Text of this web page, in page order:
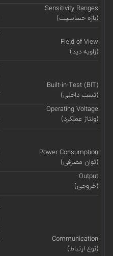
Sensitivity Ranges
(بازه حساسیت)
Field of View
(زاویه دید)
Built-in-Test (BIT)
(تست داخلی)
Operating Voltage
(ولتاژ عملکرد)
Power Consumption
(توان مصرفی)
Output
(خروجی)
Communication
(نوع ارتباط)